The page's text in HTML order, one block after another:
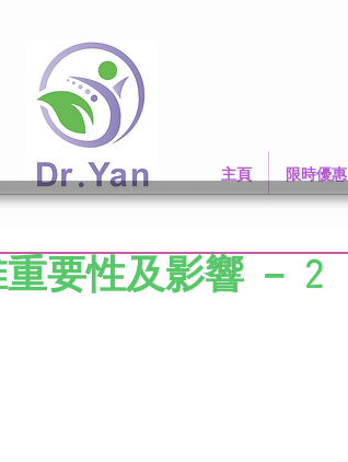
主頁 限時優惠
要性及影響 － 2